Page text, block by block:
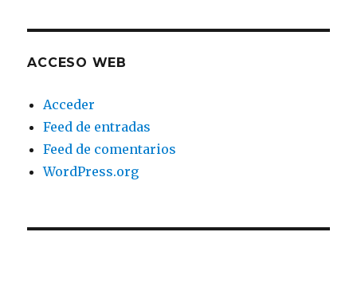
ACCESO WEB
Acceder
Feed de entradas
Feed de comentarios
WordPress.org